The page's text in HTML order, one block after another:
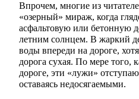
Впрочем, многие из
«озерный» мираж, когда
асфальтовую или бетонную
летним солнцем. В жаркий
воды впереди на дороге,
дорога сухая. По мере того,
дороге, эти «лужи»
оставаясь недосягаемыми.